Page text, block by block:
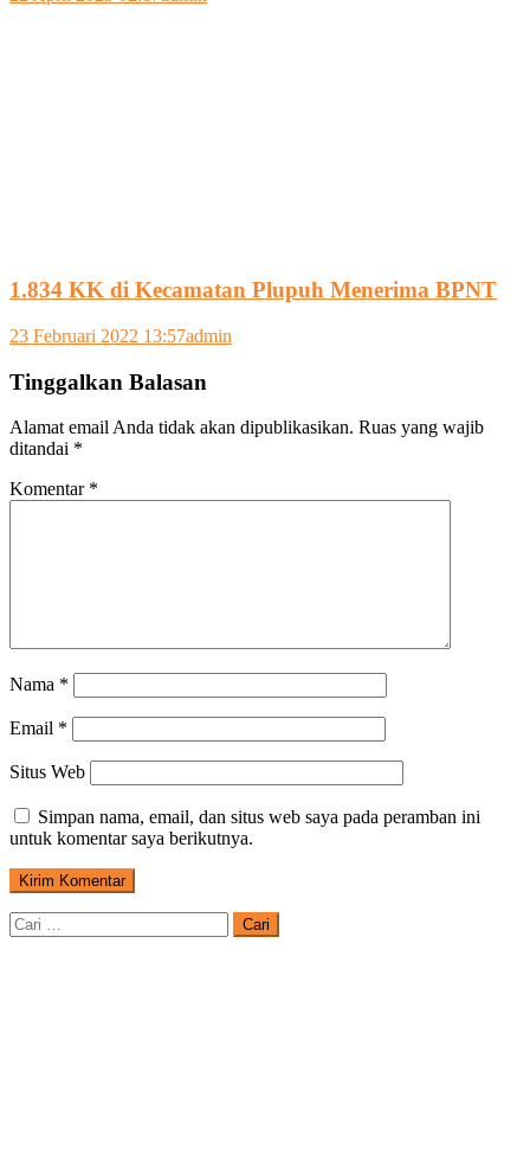
1.834 KK di Kecamatan Plupuh Menerima BPNT
23 Februari 2022 13:57admin
Tinggalkan Balasan
Alamat email Anda tidak akan dipublikasikan. Ruas yang wajib
ditandai *
Komentar *
Nama *
Email *
Situs Web
Simpan nama, email, dan situs web saya pada peramban ini
untuk komentar saya berikutnya.
Cari
untuk: